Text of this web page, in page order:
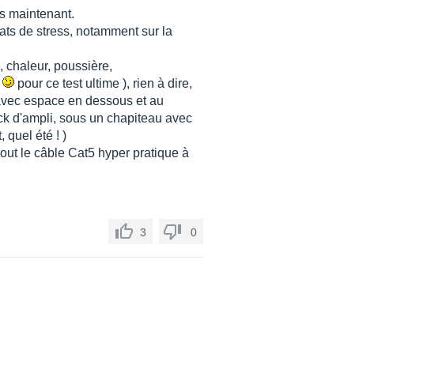
maintenant.
de stress, notamment sur la
chaleur, poussière,
pour ce test ultime ), rien à dire,
espace en dessous et au
d'ampli, sous un chapiteau avec
quel été ! )
le câble Cat5 hyper pratique à
3 0